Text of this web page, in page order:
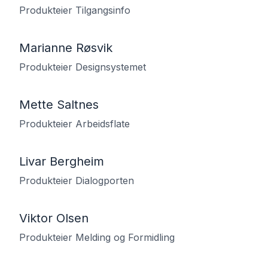
Produkteier Tilgangsinfo
Marianne Røsvik
Produkteier Designsystemet
Mette Saltnes
Produkteier Arbeidsflate
Livar Bergheim
Produkteier Dialogporten
Viktor Olsen
Produkteier Melding og Formidling